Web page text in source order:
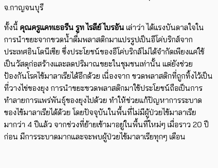
จ.กาญจนบุรี
ทั้งนี้ คุณครูแคทเธอรีน รูท ไรลีย์ ไบรอัน เล่าว่า ได้แรงบันดาลใจใน
การนำขยะจากขวดน้ำดื่มพลาสติกมาแปรรูปเป็นอีโค่บริกส์จาก
ประเทศอินโดนีเซีย ซึ่งประโยชน์ของอีโค่บริกส์ไม่ได้จำกัดเพียงแค่ใช้
เป็นวัสดุก่อสร้างและลดปริมาณขยะในชุมชนเท่านั้น แต่ยังช่วย
ป้องกันโรคไข้มาลาเรียได้อีกด้วย เนื่องจาก ขวดพลาสติกที่ถูกทิ้งไว้เป็น
ที่วางไข่ของยุง การนำขยะขวดพลาสติกมาใช้ประโยชน์ถือเป็นการ
ทำลายการแพร่พันธุ์ของยุงไปด้วย ทำให้ช่วยแก้ปัญหาการระบาด
ของไข้มาลาเรียได้ด้วย โดยปัจจุบันในพื้นที่ไม่มีผู้ป่วยไข้มาลาเรีย
มากว่า 4 ปีแล้ว จากช่วงที่ย้ายเข้ามาอยู่ในพื้นที่ใหม่ๆ เมื่อราว 20 ปี
ก่อน มีการระบาดมากและจะพบผู้ป่วยไข้มาลาเรียทุกๆ เดือน